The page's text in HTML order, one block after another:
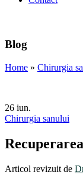
Blog
Home » Chirurgia
26 iun.
Chirurgia sanului
Articol revizuit de